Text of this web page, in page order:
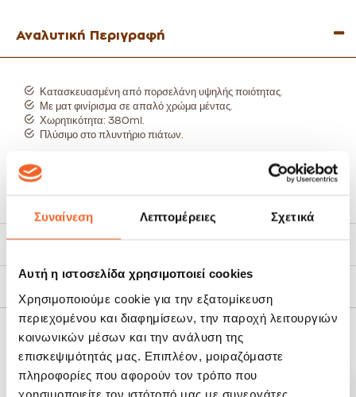
Συναίνεση Λεπτομέρειες Σχετικά
Αυτή η ιστοσελίδα χρησιμοποιεί cookies
Χρησιμοποιούμε cookie για την εξατομίκευση
περιεχομένου και διαφημίσεων, την παροχή λειτουργιών
κοινωνικών μέσων και την ανάλυση της
επισκεψιμότητάς μας. Επιπλέον, μοιραζόμαστε
πληροφορίες που αφορούν τον τρόπο που
χρησιμοποιείτε τον ιστότοπό μας με συνεργάτες
Αναλυτική Περιγραφή
Κατασκευασμένη από πορσελάνη υψηλής ποιότητας.
Με ματ φινίρισμα σε απαλό χρώμα μέντας.
Χωρητικότητα: 380ml.
Πλύσιμο στο πλυντήριο πιάτων.
ΣΧΕΤΙΚΆ ΠΡΟΪΌΝΤΑ
SALE!